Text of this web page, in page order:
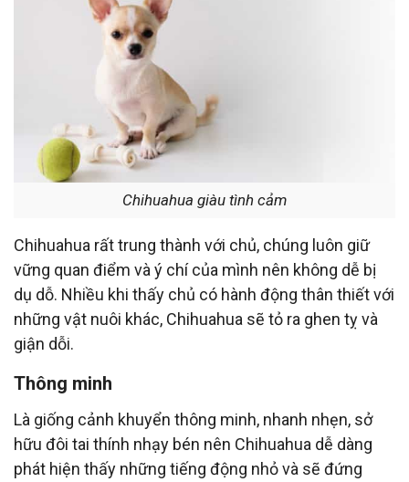
Chihuahua giàu tình cảm
Chihuahua rất trung thành với chủ, chúng luôn giữ
vững quan điểm và ý chí của mình nên không dễ bị
dụ dỗ. Nhiều khi thấy chủ có hành động thân thiết với
những vật nuôi khác, Chihuahua sẽ tỏ ra ghen tỵ và
giận dỗi.
Thông minh
Là giống cảnh khuyển thông minh, nhanh nhẹn, sở
hữu đôi tai thính nhạy bén nên Chihuahua dễ dàng
phát hiện thấy những tiếng động nhỏ và sẽ đứng